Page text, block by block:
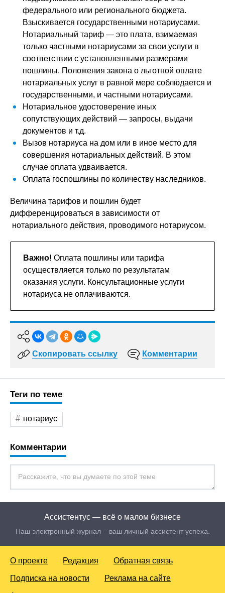
федерального или регионального бюджета.
Взыскивается государственными нотариусами.
Нотариальный тариф — это плата, взимаемая
только частными нотариусами за свои услуги в
соответствии с установленными размерами
пошлины. Положения закона о льготной оплате
нотариальных услуг в равной мере соблюдается и
государственными, и частными нотариусами.
Нотариальное удостоверение иных
сопутствующих действий — запросы, выдачи
документов и т.д.
Вызов нотариуса на дом или в иное место для
совершения нотариальных действий. В этом
случае оплата удваивается.
Оплата госпошлины по количеству наследников.
Величина тарифов и пошлин будет
дифференцироваться в зависимости от
нотариального действия, проводимого нотариусом.
Важно! Оплата пошлины или тарифа
осуществляется только по результатам
оказания услуги. Консультационные услуги
нотариуса не оплачиваются.
Скопировать ссылку Комментарии
Теги по теме
нотариус
Комментарии
Ассистентус — всё о малом бизнесе
Наш электронный журнал – ваш личный ассистент успеха.
О проекте Редакция Обратная связь
Подписка на новости Реклама на сайте